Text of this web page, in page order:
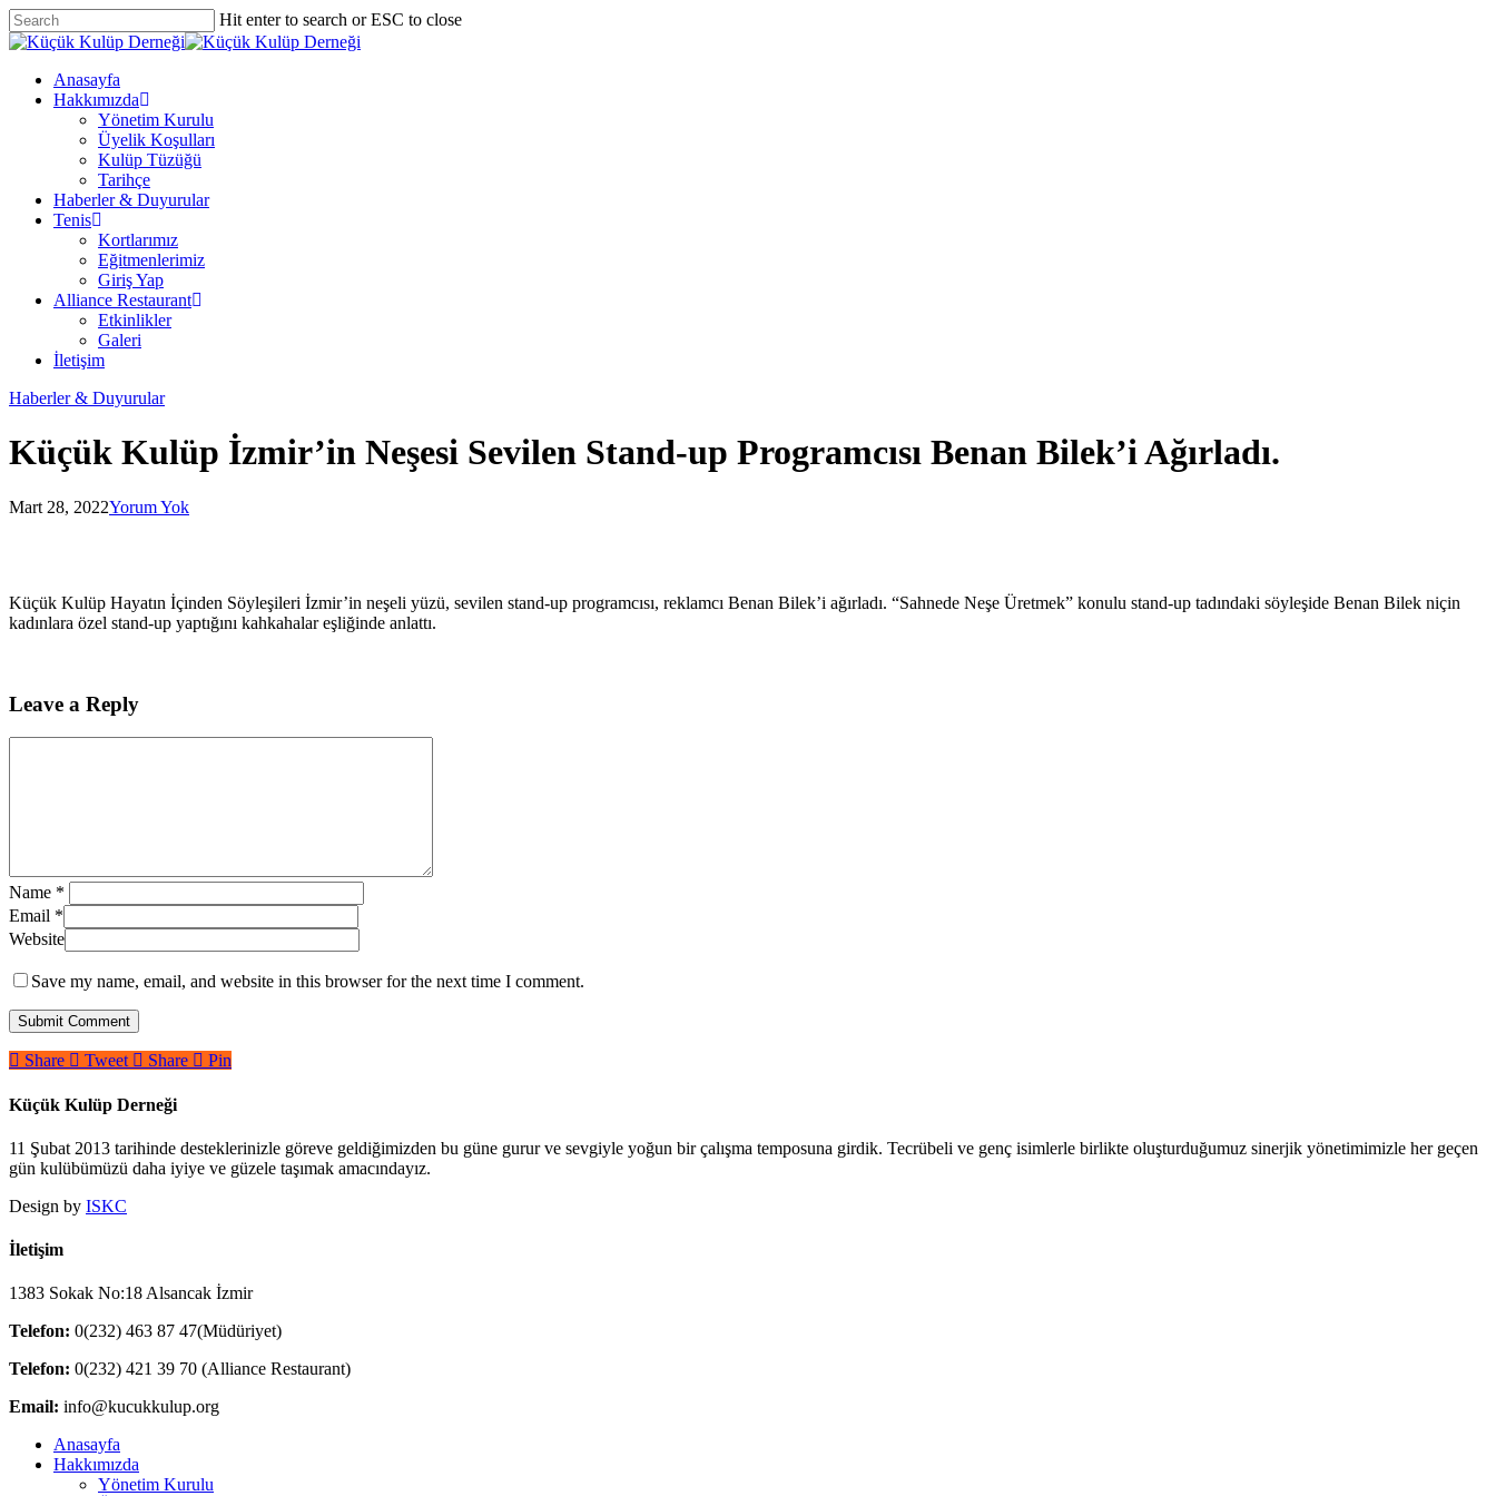
Skip
to
content
Hit enter to search or ESC to close
Close
Menu
Anasayfa
Hakkımızda
Yönetim Kurulu
Üyelik Koşulları
Kulüp Tüzüğü
Tarihçe
Haberler & Duyurular
Tenis
Kortlarımız
Eğitmenlerimiz
Giriş Yap
Alliance Restaurant
Etkinlikler
Galeri
İletişim
Haberler & Duyurular
Küçük Kulüp İzmir’in Neşesi Sevilen Stand-up Programcısı Benan Bilek’i Ağırladı.
Mart 28, 2022Yorum Yok
Küçük Kulüp Hayatın İçinden Söyleşileri İzmir’in neşeli yüzü, sevilen stand-up programcısı, reklamcı Benan Bilek’i ağırladı. “Sahnede Neşe Üretmek” konulu stand-up tadındaki söyleşide Benan Bilek niçin
kadınlara özel stand-up yaptığını kahkahalar eşliğinde anlattı.
Leave a Reply
Name *
Email *
Website
Save my name, email, and website in this browser for the next time I comment.
Share Tweet Share Pin
Küçük Kulüp Derneği
11 Şubat 2013 tarihinde desteklerinizle göreve geldiğimizden bu güne gurur ve sevgiyle yoğun bir çalışma temposuna girdik. Tecrübeli ve genç isimlerle birlikte oluşturduğumuz sinerjik yönetimimizle her geçen
gün kulübümüzü daha iyiye ve güzele taşımak amacındayız.
Design by ISKC
İletişim
1383 Sokak No:18 Alsancak İzmir
Telefon: 0(232) 463 87 47(Müdüriyet)
Telefon: 0(232) 421 39 70 (Alliance Restaurant)
Email: info@kucukkulup.org
Close
Menu
Anasayfa
Hakkımızda
Yönetim Kurulu